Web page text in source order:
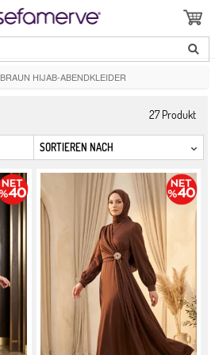
BRAUN HIJAB-ABENDKLEIDER
27Produkt